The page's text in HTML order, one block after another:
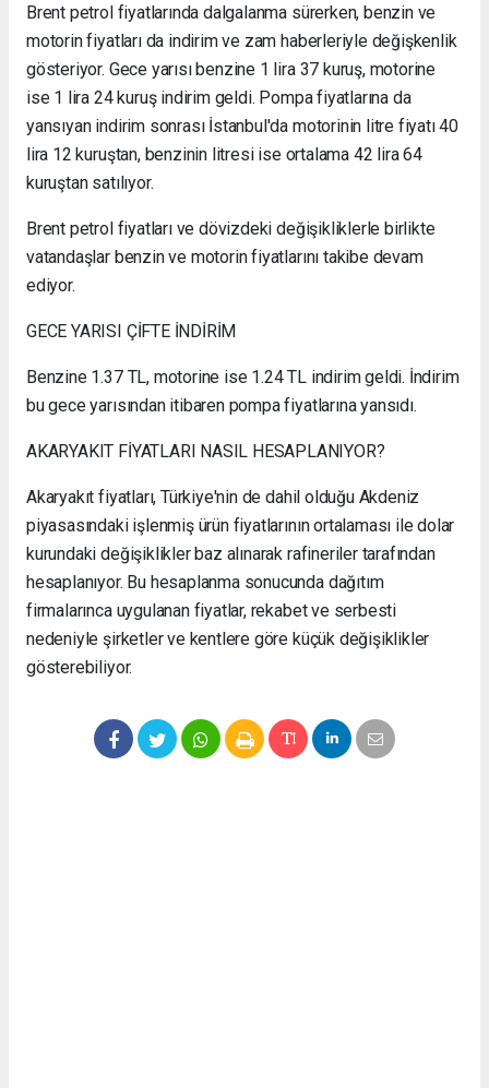
Brent petrol fiyatlarında dalgalanma sürerken, benzin ve
motorin fiyatları da indirim ve zam haberleriyle değişkenlik
gösteriyor. Gece yarısı benzine 1 lira 37 kuruş, motorine
ise 1 lira 24 kuruş indirim geldi. Pompa fiyatlarına da
yansıyan indirim sonrası İstanbul'da motorinin litre fiyatı 40
lira 12 kuruştan, benzinin litresi ise ortalama 42 lira 64
kuruştan satılıyor.
Brent petrol fiyatları ve dövizdeki değişikliklerle birlikte
vatandaşlar benzin ve motorin fiyatlarını takibe devam
ediyor.
GECE YARISI ÇİFTE İNDİRİM
Benzine 1.37 TL, motorine ise 1.24 TL indirim geldi. İndirim
bu gece yarısından itibaren pompa fiyatlarına yansıdı.
AKARYAKIT FİYATLARI NASIL HESAPLANIYOR?
Akaryakıt fiyatları, Türkiye'nin de dahil olduğu Akdeniz
piyasasındaki işlenmiş ürün fiyatlarının ortalaması ile dolar
kurundaki değişiklikler baz alınarak rafineriler tarafından
hesaplanıyor. Bu hesaplanma sonucunda dağıtım
firmalarınca uygulanan fiyatlar, rekabet ve serbesti
nedeniyle şirketler ve kentlere göre küçük değişiklikler
gösterebiliyor.